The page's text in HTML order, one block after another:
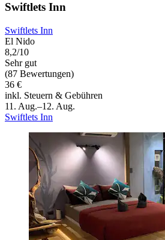
Swiftlets Inn
Swiftlets Inn
El Nido
8,2/10
Sehr gut
(87 Bewertungen)
36 €
inkl. Steuern & Gebühren
11. Aug.–12. Aug.
Swiftlets Inn